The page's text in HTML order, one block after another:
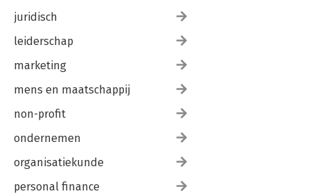
juridisch
leiderschap
marketing
mens en maatschappij
non-profit
ondernemen
organisatiekunde
personal finance